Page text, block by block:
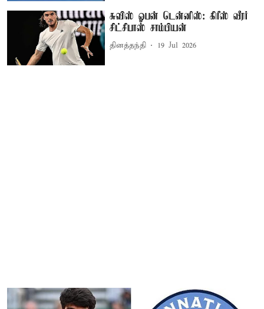
சுவிஸ் ஓபன் டென்னிஸ்: கிரீஸ் வீரர்
சிட்சிபாஸ் சாம்பியன்
தினத்தந்தி 19 Jul 2026